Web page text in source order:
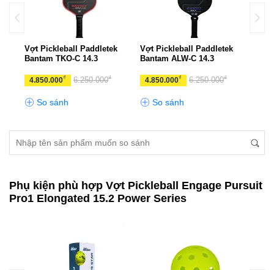
Vợt Pickleball Paddletek
Bantam TKO-C 14.3
4.850.000₫ 6.250.000₫
So sánh
Vợt Pickleball Paddletek
Bantam ALW-C 14.3
4.850.000₫ 6.250.000₫
So sánh
Phụ kiện phù hợp Vợt Pickleball Engage Pursuit
Pro1 Elongated 15.2 Power Series